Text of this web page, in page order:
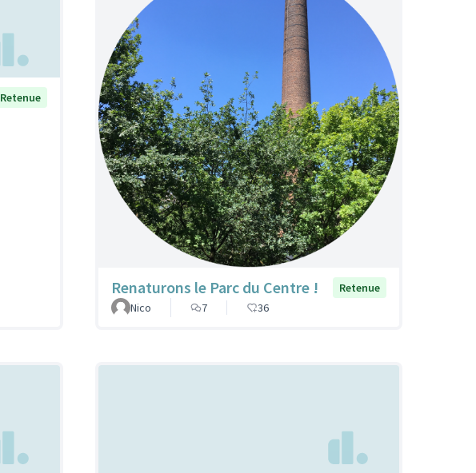
Retenue
Renaturons le Parc du Centre !
Retenue
Nico
7 36